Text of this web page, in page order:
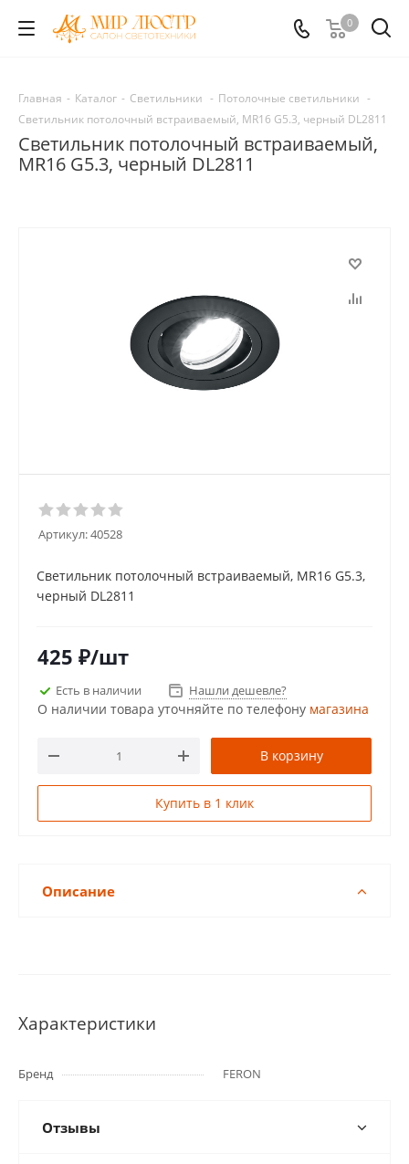
0
Главная - Каталог - Светильники - Потолочные светильники -
Светильник потолочный встраиваемый, MR16 G5.3, черный DL2811
Светильник потолочный встраиваемый,
MR16 G5.3, черный DL2811
Артикул:40528
Светильник потолочный встраиваемый, MR16 G5.3,
черный DL2811
425 ₽/шт
Есть в наличии Нашли дешевле?
О наличии товара уточняйте по телефону магазина
В корзину
Купить в 1 клик
Описание
Характеристики
Бренд FERON
Отзывы